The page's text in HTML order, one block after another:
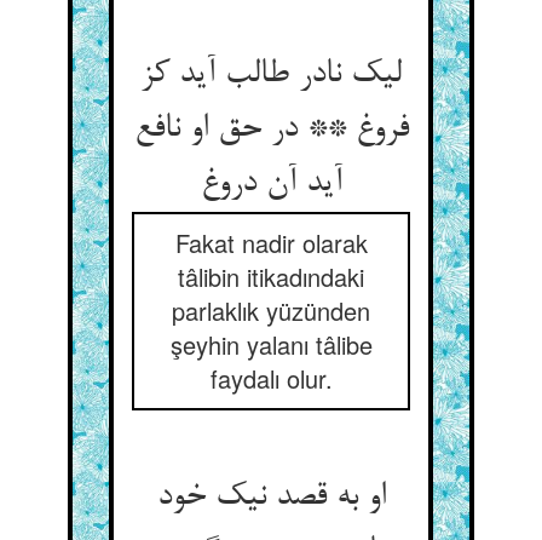
لیک نادر طالب آید کز
فروغ ** در حق او نافع
Fakat nadir olarak
tâlibin itikadındaki
parlaklık yüzünden
şeyhin yalanı tâlibe
faydalı olur.
او به قصد نیک خود